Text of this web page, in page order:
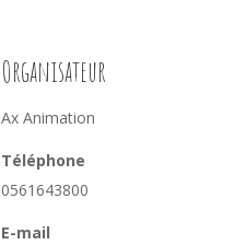
Organisateur
Ax Animation
Téléphone
0561643800
E-mail